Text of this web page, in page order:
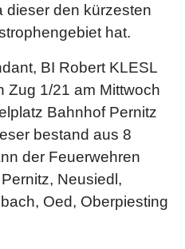
dieser den kürzesten
hat.
BI Robert KLESL
Zug 1/21 am Mittwoch
Bahnhof Pernitz
bestand aus 8
der Feuerwehren
Neusiedl,
Oed, Oberpiesting